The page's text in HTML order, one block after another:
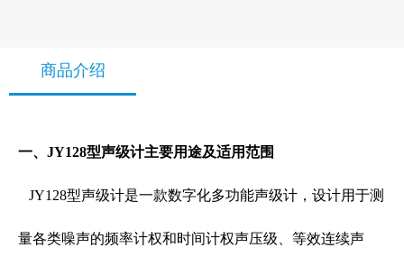
商品介绍
一、JY128型声级计主要用途及适用范围
JY128型声级计是一款数字化多功能声级计，设计用于测
量各类噪声的频率计权和时间计权声压级、等效连续声